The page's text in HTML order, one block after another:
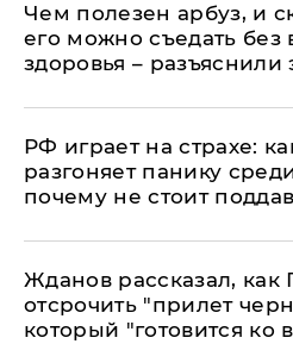
Чем полезен арбуз, и
его можно съедать без
здоровья – разъяснили
РФ играет на страхе:
разгоняет панику
почему не стоит
Жданов рассказал, как
отсрочить "прилет
который "готовится ко